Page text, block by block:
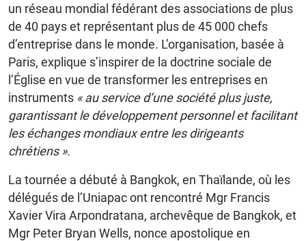
un réseau mondial fédérant des associations de plus
de 40 pays et représentant plus de 45 000 chefs
d’entreprise dans le monde. L’organisation, basée à
Paris, explique s’inspirer de la doctrine sociale de
l’Église en vue de transformer les entreprises en
instruments « au service d’une société plus juste,
garantissant le développement personnel et facilitant
les échanges mondiaux entre les dirigeants
chrétiens ».
La tournée a débuté à Bangkok, en Thaïlande, où les
délégués de l’Uniapac ont rencontré Mgr Francis
Xavier Vira Arpondratana, archevêque de Bangkok, et
Mgr Peter Bryan Wells, nonce apostolique en